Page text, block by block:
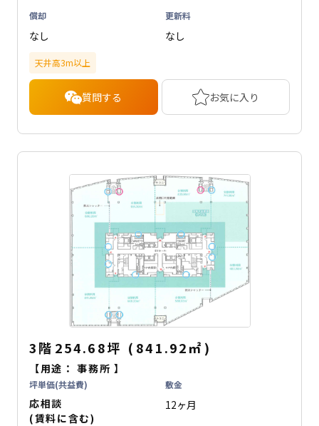
償却
なし
更新料
なし
天井高3m以上
質問する お気に入り
3階 254.68坪 ( 841.92㎡ )
【用途：事務所 】
坪単価(共益費)
応相談
(賃料に含む)
敷金
12ヶ月